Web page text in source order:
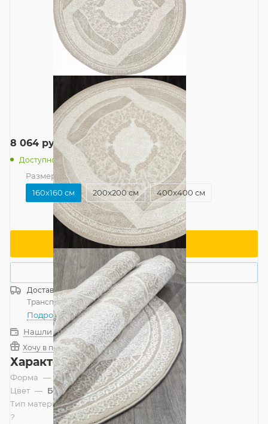
8 064 руб. /шт
Доступно: 2
Размер —
160x160 см
160x160 см
200x200 см 400x400 см
В корзину
Купить в 1 клик
ДоставкаРоссия
Транспортной компанией—бесплатно
Подробнее
Нашли дешевле?
Хочу в подарок
Характеристики
Форма — Круг
Цвет — Бежевый
Тип материала
?